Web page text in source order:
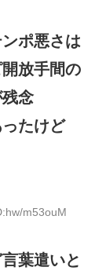
ポ悪さは
放手間の
念
たけど
m53ouM
葉遣いと